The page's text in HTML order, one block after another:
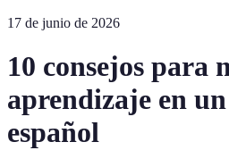
17 de junio de 2026
10 consejos para
aprendizaje en
español